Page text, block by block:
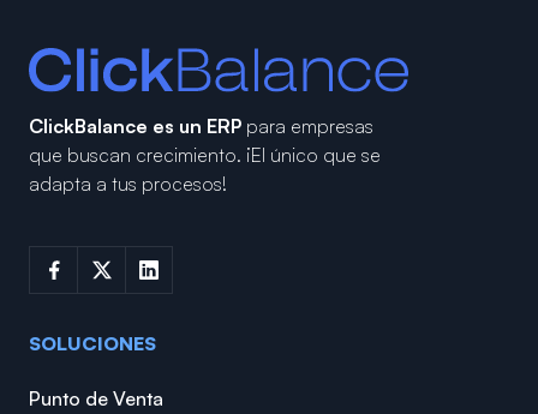
ClickBalance es un ERP para empresas
que buscan crecimiento. ¡El único que se
adapta a tus procesos!
SOLUCIONES
Punto de Venta